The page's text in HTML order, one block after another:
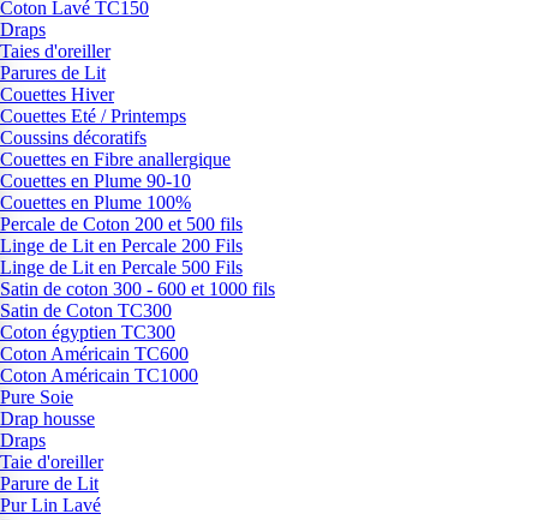
Coton Lavé TC150
Draps
Taies d'oreiller
Parures de Lit
Couettes Hiver
Couettes Eté / Printemps
Coussins décoratifs
Couettes en Fibre anallergique
Couettes en Plume 90-10
Couettes en Plume 100%
Percale de Coton 200 et 500 fils
Linge de Lit en Percale 200 Fils
Linge de Lit en Percale 500 Fils
Satin de coton 300 - 600 et 1000 fils
Satin de Coton TC300
Coton égyptien TC300
Coton Américain TC600
Coton Américain TC1000
Pure Soie
Drap housse
Draps
Taie d'oreiller
Parure de Lit
Pur Lin Lavé